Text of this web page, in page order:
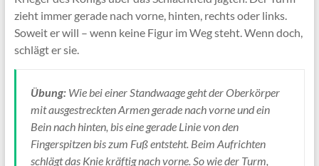
zieht immer gerade nach vorne, hinten, rechts oder links.
Soweit er will – wenn keine Figur im Weg steht. Wenn doch,
schlägt er sie.
Übung:Wie bei einer Standwaage geht der Oberkörper
mit ausgestreckten Armen gerade nach vorne und ein
Bein nach hinten, bis eine gerade Linie von den
Fingerspitzen bis zum Fuß entsteht. Beim Aufrichten
schlägt das Knie kräftig nach vorne. So wie der Turm,